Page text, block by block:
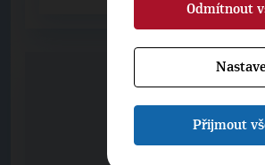
Odmítnout
Přijmout